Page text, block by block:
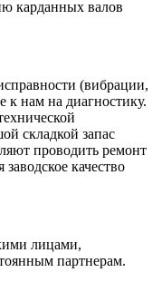
карданных валов
(вибрации,
нам на диагностику.
складкой запас
проводить ремонт
качество
лицами,
партнерам.